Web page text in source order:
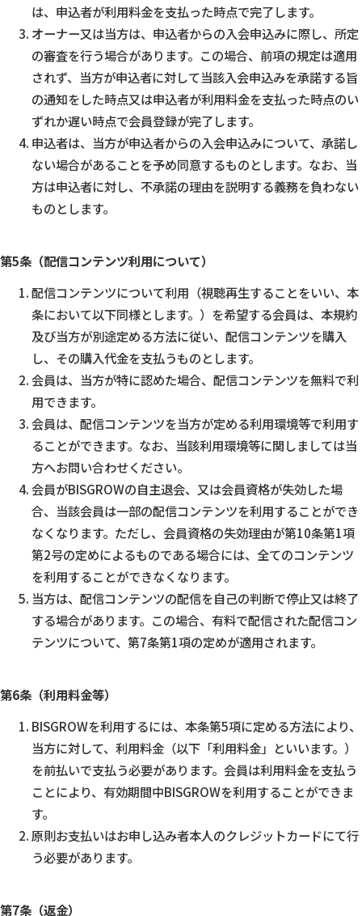
は、申込者が利用料金を支払った時点で完了します。
オーナー又は当方は、申込者からの入会申込みに際し、所定
の審査を行う場合があります。この場合、前項の規定は適用
されず、当方が申込者に対して当該入会申込みを承諾する旨
の通知をした時点又は申込者が利用料金を支払った時点のい
ずれか遅い時点で会員登録が完了します。
申込者は、当方が申込者からの入会申込みについて、承諾し
ない場合があることを予め同意するものとします。なお、当
方は申込者に対し、不承諾の理由を説明する義務を負わない
ものとします。
第5条（配信コンテンツ利用について）
配信コンテンツについて利用（視聴再生することをいい、本
条において以下同様とします。）を希望する会員は、本規約
及び当方が別途定める方法に従い、配信コンテンツを購入
し、その購入代金を支払うものとします。
会員は、当方が特に認めた場合、配信コンテンツを無料で利
用できます。
会員は、配信コンテンツを当方が定める利用環境等で利用す
ることができます。なお、当該利用環境等に関しましては当
方へお問い合わせください。
会員がBISGROWの自主退会、又は会員資格が失効した場
合、当該会員は一部の配信コンテンツを利用することができ
なくなります。ただし、会員資格の失効理由が第10条第1項
第2号の定めによるものである場合には、全てのコンテンツ
を利用することができなくなります。
当方は、配信コンテンツの配信を自己の判断で停止又は終了
する場合があります。この場合、有料で配信された配信コン
テンツについて、第7条第1項の定めが適用されます。
第6条（利用料金等）
BISGROWを利用するには、本条第5項に定める方法により、
当方に対して、利用料金（以下「利用料金」といいます。）
を前払いで支払う必要があります。会員は利用料金を支払う
ことにより、有効期間中BISGROWを利用することができま
す。
原則お支払いはお申し込み者本人のクレジットカードにて行
う必要があります。
第7条（返金）